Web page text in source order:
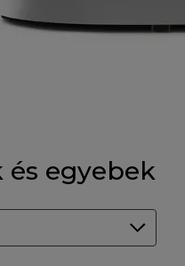
és egyebek